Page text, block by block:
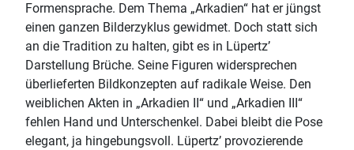
Formensprache. Dem Thema „Arkadien“ hat er jüngst
einen ganzen Bilderzyklus gewidmet. Doch statt sich
an die Tradition zu halten, gibt es in Lüpertz’
Darstellung Brüche. Seine Figuren widersprechen
überlieferten Bildkonzepten auf radikale Weise. Den
weiblichen Akten in „Arkadien II“ und „Arkadien III“
fehlen Hand und Unterschenkel. Dabei bleibt die Pose
elegant, ja hingebungsvoll. Lüpertz’ provozierende